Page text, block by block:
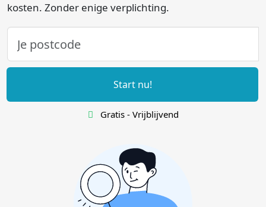
kosten. Zonder enige verplichting.
Start nu!
Gratis - Vrijblijvend